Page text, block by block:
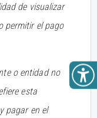
de visualizar
permitir el pago
o entidad no
esta
pagar en el